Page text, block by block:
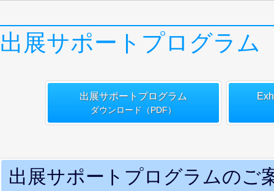
出展サポートプログラム
出展サポートプログラム
ダウンロード（PDF）
出展サポートプログラムのご